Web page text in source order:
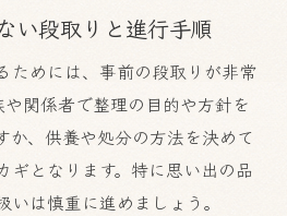
い段取りと進行手順
ためには、事前の段取りが非常
や関係者で整理の目的や方針を
か、供養や処分の方法を決めて
ギとなります。特に思い出の品
は慎重に進めましょう。